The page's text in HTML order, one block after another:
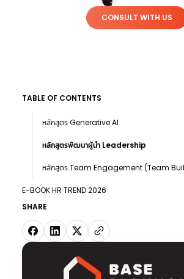
CONSULT WITH US
TABLE OF CONTENTS
หลักสูตร Generative AI
หลักสูตรพัฒนาผู้นำ Leadership
หลักสูตร Team Engagement (Team
E-BOOK HR TREND 2026
SHARE